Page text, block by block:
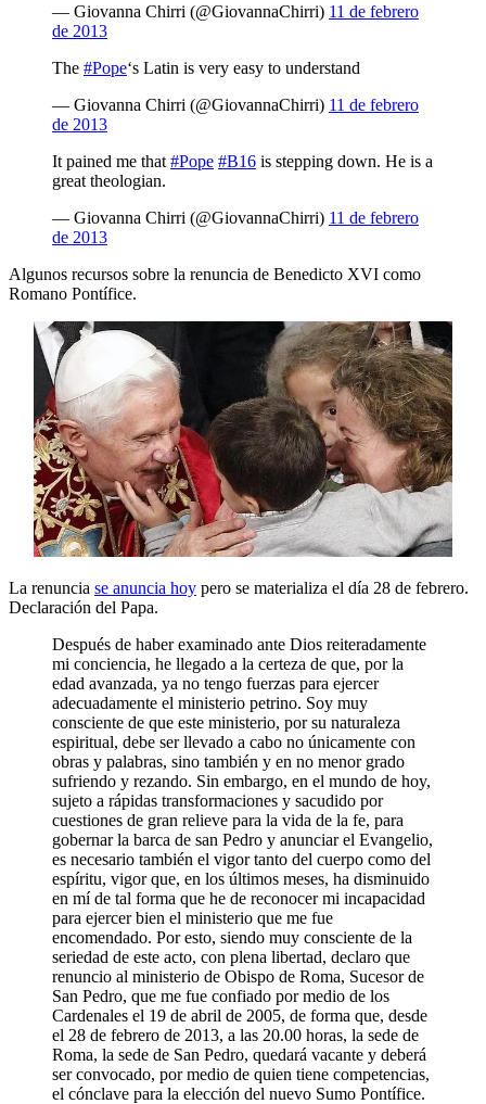
— Giovanna Chirri (@GiovannaChirri) 11 de febrero
de 2013
The #Pope‘s Latin is very easy to understand
— Giovanna Chirri (@GiovannaChirri) 11 de febrero
de 2013
It pained me that #Pope #B16 is stepping down. He is a
great theologian.
— Giovanna Chirri (@GiovannaChirri) 11 de febrero
de 2013
Algunos recursos sobre la renuncia de Benedicto XVI como
Romano Pontífice.
La renuncia se anuncia hoy pero se materializa el día 28 de febrero.
Declaración del Papa.
Después de haber examinado ante Dios reiteradamente
mi conciencia, he llegado a la certeza de que, por la
edad avanzada, ya no tengo fuerzas para ejercer
adecuadamente el ministerio petrino. Soy muy
consciente de que este ministerio, por su naturaleza
espiritual, debe ser llevado a cabo no únicamente con
obras y palabras, sino también y en no menor grado
sufriendo y rezando. Sin embargo, en el mundo de hoy,
sujeto a rápidas transformaciones y sacudido por
cuestiones de gran relieve para la vida de la fe, para
gobernar la barca de san Pedro y anunciar el Evangelio,
es necesario también el vigor tanto del cuerpo como del
espíritu, vigor que, en los últimos meses, ha disminuido
en mí de tal forma que he de reconocer mi incapacidad
para ejercer bien el ministerio que me fue
encomendado. Por esto, siendo muy consciente de la
seriedad de este acto, con plena libertad, declaro que
renuncio al ministerio de Obispo de Roma, Sucesor de
San Pedro, que me fue confiado por medio de los
Cardenales el 19 de abril de 2005, de forma que, desde
el 28 de febrero de 2013, a las 20.00 horas, la sede de
Roma, la sede de San Pedro, quedará vacante y deberá
ser convocado, por medio de quien tiene competencias,
el cónclave para la elección del nuevo Sumo Pontífice.